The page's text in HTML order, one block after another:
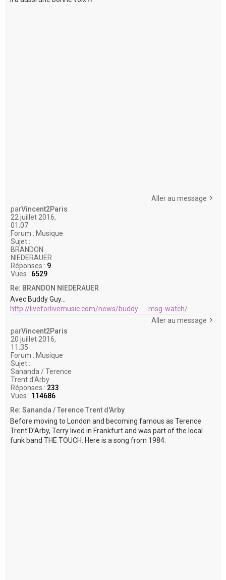
Aller au message
parVincent2Paris
22 juillet 2016,
01:07
Forum : Musique
Sujet :
BRANDON
NIEDERAUER
Réponses : 9
Vues : 6529
Re: BRANDON NIEDERAUER
Avec Buddy Guy...
http://liveforlivemusic.com/news/buddy- ... msg-watch/
Aller au message
parVincent2Paris
20 juillet 2016,
11:35
Forum : Musique
Sujet :
Sananda / Terence
Trent d'Arby
Réponses : 233
Vues : 114686
Re: Sananda / Terence Trent d'Arby
Before moving to London and becoming famous as Terence
Trent D’Arby, Terry lived in Frankfurt and was part of the local
funk band THE TOUCH. Here is a song from 1984: